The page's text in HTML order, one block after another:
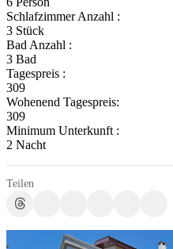
Schlafzimmer Anzahl :
3 Stück
Bad Anzahl :
3 Bad
Tagespreis :
309
Wohenend Tagespreis:
309
Minimum Unterkunft :
2 Nacht
Teilen